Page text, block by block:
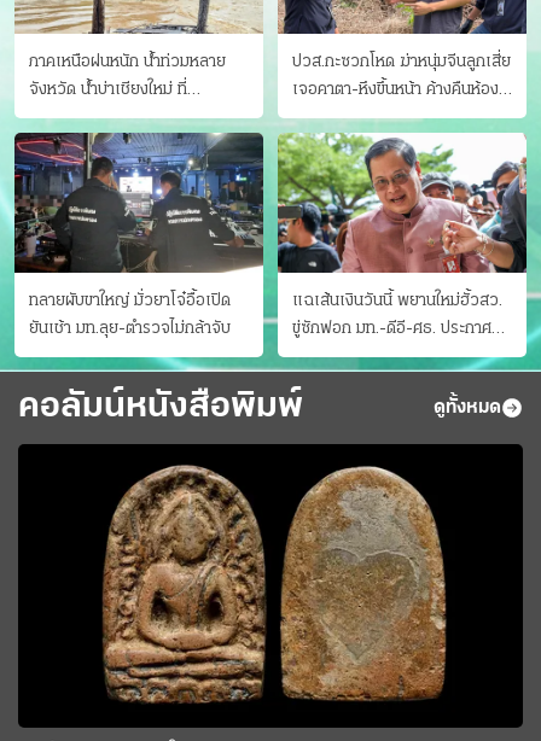
ภาคเหนือฝนหนัก น้ำท่วมหลาย
จังหวัด นํ้าบ่าเชียงใหม่ ที่
แม่ฮ่องสอน ซัดสะพานขาด
ปวส.กะซวกโหด ฆ่าหนุ่มจีนลูกเสี่ย
เจอคาตา-หึงขึ้นหน้า ค้างคืนห้อง
แฟนสาว
ทลายผับขาใหญ่ มั่วยาโจ๋อื้อเปิด
ยันเช้า มท.ลุย-ตำรวจไม่กล้าจับ
แฉเส้นเงินวันนี้ พยานใหม่ฮั้วสว.
ขู่ซักฟอก มท.-ดีอี-ศธ. ประกาศ
บัญชีท้องถิ่น
คอลัมน์หนังสือพิมพ์ ดูทั้งหมด